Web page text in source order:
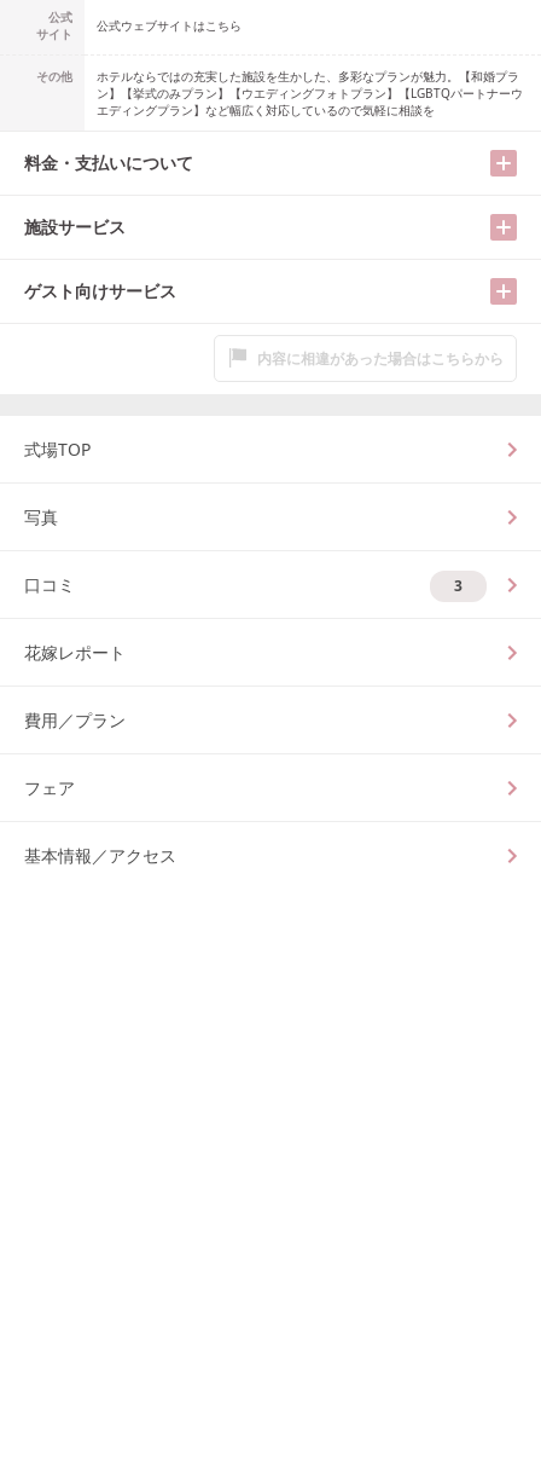
公式
サイト
公式ウェブサイトはこちら
その他
ホテルならではの充実した施設を生かした、多彩なプランが魅力。【和婚プラ
ン】【挙式のみプラン】【ウエディングフォトプラン】【LGBTQパートナーウ
エディングプラン】など幅広く対応しているので気軽に相談を
料金・支払いについて
施設サービス
ゲスト向けサービス
内容に相違があった場合はこちらから
式場TOP
写真
口コミ 3
花嫁レポート
費用／プラン
フェア
基本情報／アクセス